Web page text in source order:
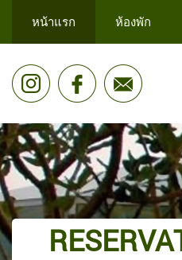
หน้าแรก ห้องพัก